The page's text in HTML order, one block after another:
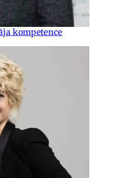
kompetence